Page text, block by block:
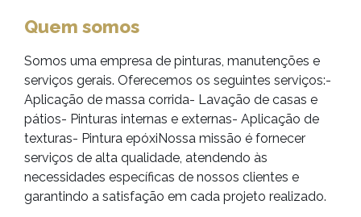
Quem somos
Somos uma empresa de pinturas, manutenções e
serviços gerais. Oferecemos os seguintes serviços:-
Aplicação de massa corrida- Lavação de casas e
pátios- Pinturas internas e externas- Aplicação de
texturas- Pintura epóxiNossa missão é fornecer
serviços de alta qualidade, atendendo às
necessidades específicas de nossos clientes e
garantindo a satisfação em cada projeto realizado.